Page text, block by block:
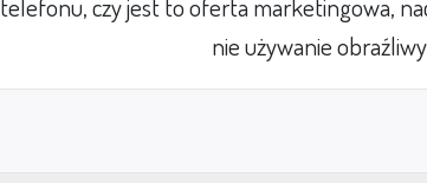
telefonu, czy jest to oferta marketingowa,
nie używanie